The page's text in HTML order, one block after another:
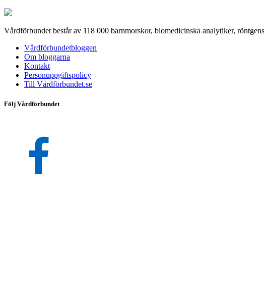
Vårdförbundet består av 118 000 barnmorskor, biomedicinska analytiker,
Vårdförbundetbloggen
Om bloggarna
Kontakt
Personuppgiftspolicy
Till Vårdförbundet.se
Följ Vårdförbundet